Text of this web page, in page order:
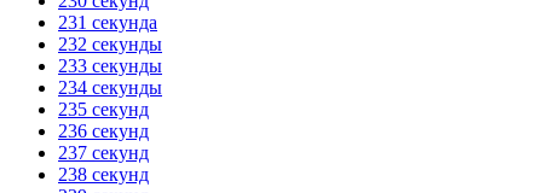
231 секунда
232 секунды
233 секунды
234 секунды
235 секунд
236 секунд
237 секунд
238 секунд